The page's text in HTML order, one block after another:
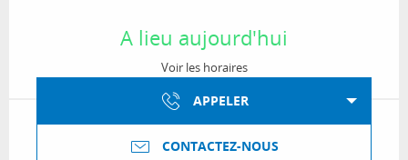
A lieu aujourd'hui
Voir les horaires
APPELER
CONTACTEZ-NOUS